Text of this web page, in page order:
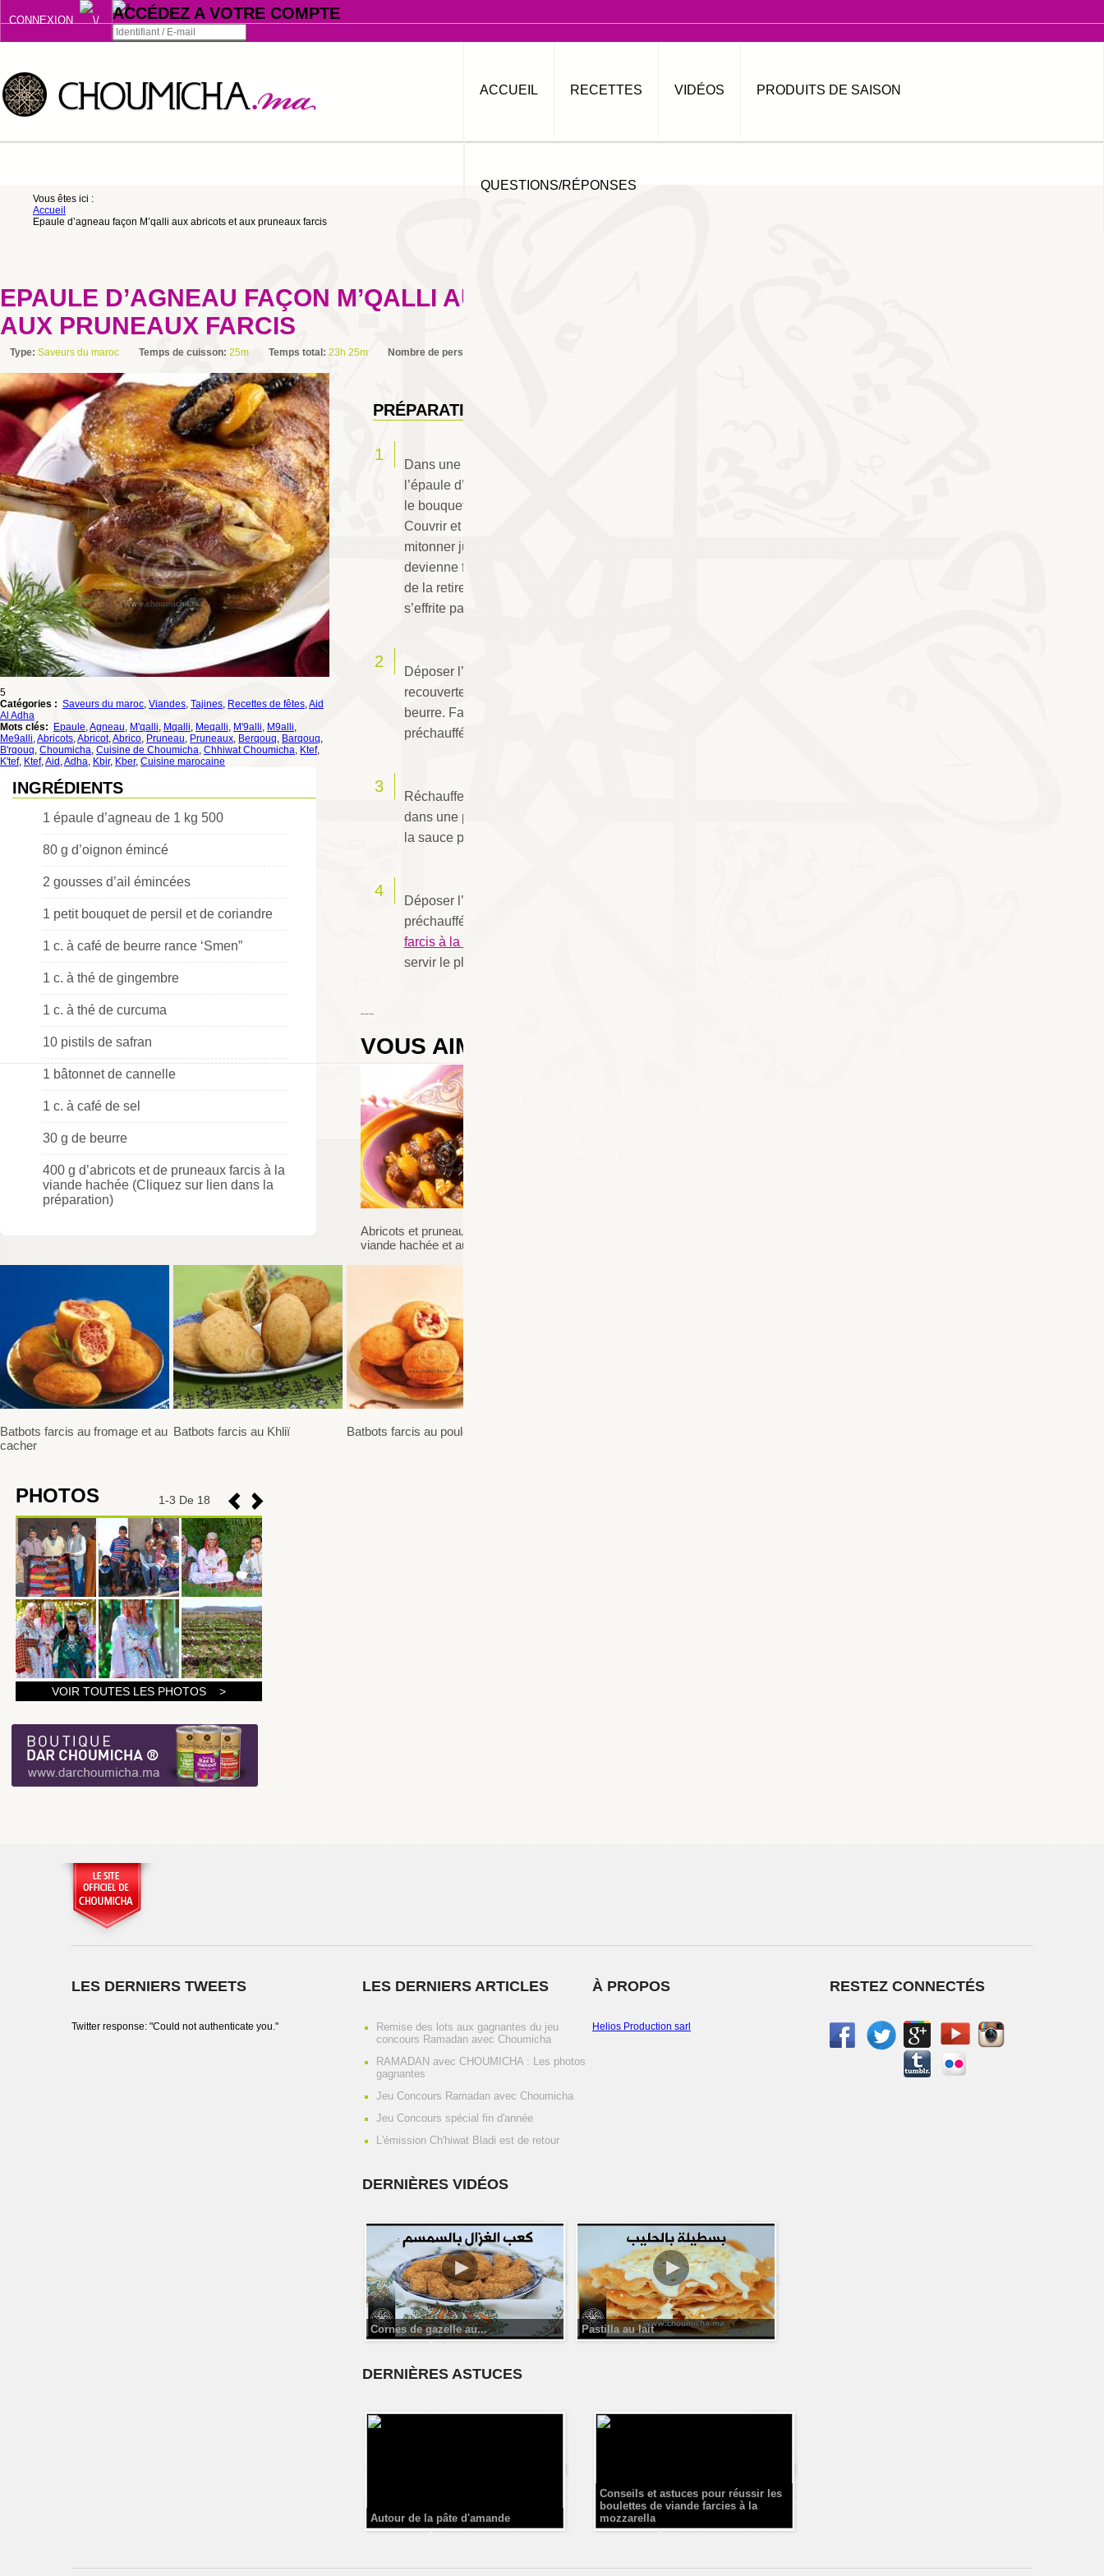
CONNEXION ACCÉDEZ A VOTRE COMPTE
Se souvenir de moi
S'INSCRIRE
ACCUEIL RECETTES VIDÉOS PRODUITS DE SAISON
QUESTIONS/RÉPONSES
Vous êtes ici :
Accueil
Epaule d’agneau façon M’qalli aux abricots et aux pruneaux farcis
EPAULE D’AGNEAU FAÇON M’QALLI AUX ABRICOTS ET
AUX PRUNEAUX FARCIS
Type: Saveurs du maroc Temps de cuisson: 25m Temps total: 23h 25m Nombre de personnes
5
Catégories : Saveurs du maroc, Viandes, Tajines, Recettes de fêtes,Aid
Al Adha
Mots clés:
Epaule,Agneau, M'qalli, Mqalli, Meqalli, M'9alli, M9alli,
Me9alli,Abricots,Abricot,Abrico, Pruneau, Pruneaux, Berqouq, Barqouq,
B'rqouq, Choumicha, Cuisine de Choumicha, Chhiwat Choumicha, Ktef,
K'tef, Ktef,Aid ,Adha, Kbir, Kber, Cuisine marocaine
INGRÉDIENTS
1 épaule d’agneau de 1 kg 500
80 g d’oignon émincé
2 gousses d’ail émincées
1 petit bouquet de persil et de coriandre
1 c. à café de beurre rance ‘Smen”
1 c. à thé de gingembre
1 c. à thé de curcuma
10 pistils de safran
1 bâtonnet de cannelle
1 c. à café de sel
30 g de beurre
400 g d’abricots et de pruneaux farcis à la
viande hachée (Cliquez sur lien dans la
préparation)
PRÉPARATION
Dans une marmite à fond épais, déposer
l’épaule d’agneau, l’oignon, les épices, l’ail,
le bouquet d’herbes,
Couvrir et à ébullition, baisser le feu et laisser
mitonner jusqu’à ce que l’épaule d’agneau
devienne fondante. La laisser refroidir avant
de la retirer de la marmite pour qu’elle ne
s’effrite pas.
Déposer l’épaule d’agneau sur une plaque
recouverte de papier sulfurisé et l’enduire de
beurre. Faire dorer l’épaule d’agneau au four
préchauffé à 180°C pendant 20 à 25 mn.
Réchauffer la sauce de cuisson et la passer
dans une passoire pour la filtrer. Faire réduire
la sauce pour la rendre sirupeuse.
Déposer l’épaule d’agneau dans un plat
préchauffé, la garnir d’
farcis à la viande hachée
servir le plat très chaud.
VOUS AIMEREZ AUSSI
Abricots et pruneaux farcis à la
viande hachée et aux noix
Batbots farcis au fromage et au
cacher
Batbots farcis au Khliï Batbots farcis au poulet
1-3 De 18
PHOTOS
1
2
VOIR TOUTES LES PHOTOS >
LES DERNIERS TWEETS
Twitter response: "Could not authenticate you."
LES DERNIERS ARTICLES
Remise des lots aux gagnantes du jeu
concours Ramadan avec Choumicha
RAMADAN avec CHOUMICHA : Les photos
gagnantes
Jeu Concours Ramadan avec Choumicha
Jeu Concours spécial fin d'année
L'émission Ch'hiwat Bladi est de retour
À PROPOS
Helios Production sarl
DERNIÈRES VIDÉOS
Cornes de gazelle au... Pastilla au lait
DERNIÈRES ASTUCES
Autour de la pâte d'amande
Conseils et astuces pour réussir les
boulettes de viande farcies à la
mozzarella
RESTEZ CONNECTÉS